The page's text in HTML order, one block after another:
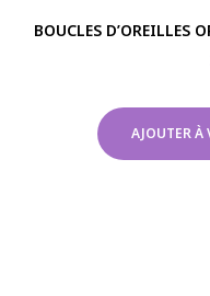
BOUCLES D’OREILLES
AJOUTER À